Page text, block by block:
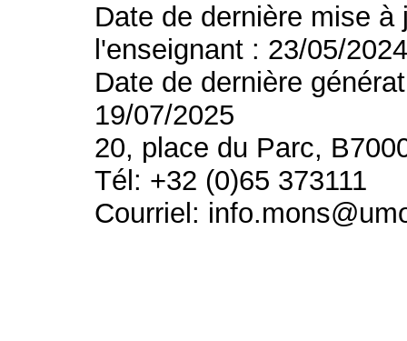
Date de dernière mise
l'enseignant : 23/05/
Date de dernière
19/07/2025
20, place du Parc,
Tél: +32 (0)65 373111
Courriel: